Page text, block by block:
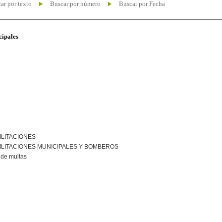
por texto Buscar por número Buscar por Fecha
MUNICIPALES Y BOMBEROS
multas